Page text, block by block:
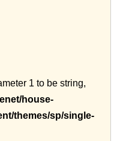
1 to be string,
house-
themes/sp/single-